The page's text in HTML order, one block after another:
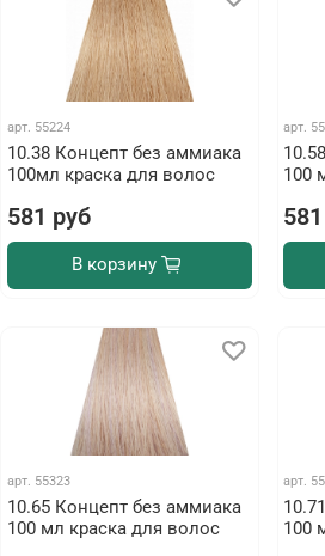
арт. 55224
10.38 Концепт без аммиака
100мл краска для волос
581 руб
В корзину
арт.
100
арт. 55323
10.65 Концепт без аммиака
100 мл краска для волос
арт.
100